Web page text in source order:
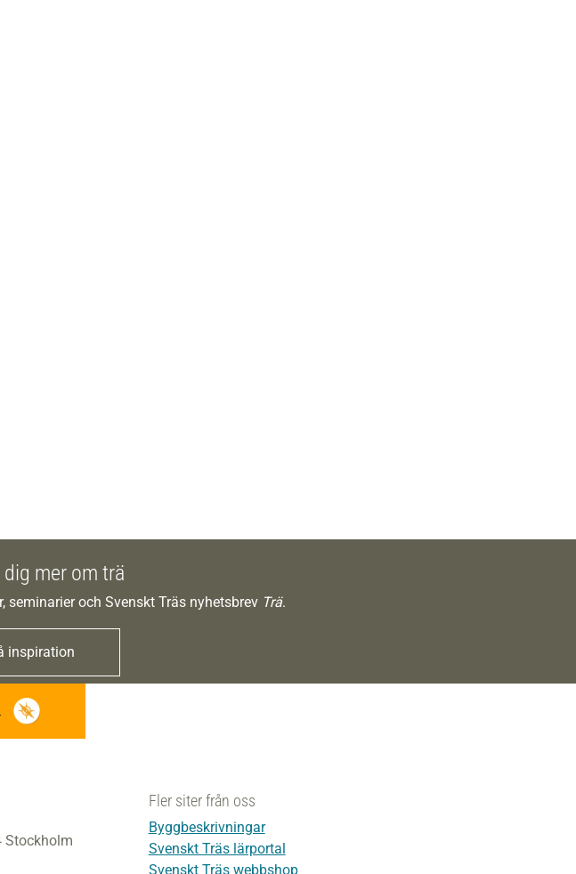
mer om trä
och Svenskt Träs nyhetsbrev Trä.
inspiration
Stockholm
Fler siter från oss
Byggbeskrivningar
Svenskt Träs lärportal
Svenskt Träs webbshop